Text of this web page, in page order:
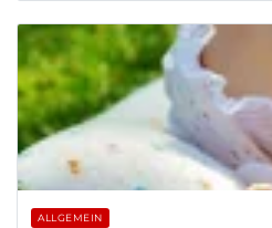
ALLGEMEIN